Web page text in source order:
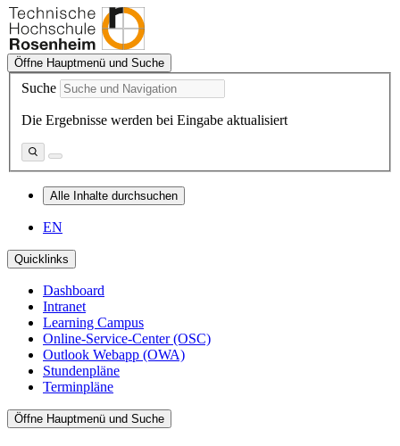
Öffne Hauptmenü und Suche
Suche
Die Ergebnisse werden bei Eingabe aktualisiert
Alle Inhalte durchsuchen
EN
Quicklinks
Dashboard
Intranet
Learning Campus
Online-Service-Center (OSC)
Outlook Webapp (OWA)
Stundenpläne
Terminpläne
Öffne Hauptmenü und Suche